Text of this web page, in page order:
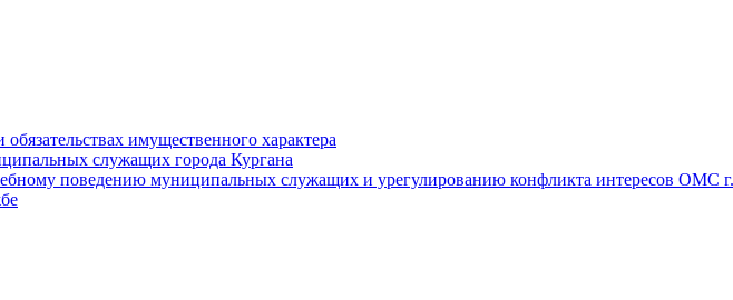
имущественного характера
служащих города Кургана
поведению муниципальных служащих и урегулированию конфликта интересов ОМС